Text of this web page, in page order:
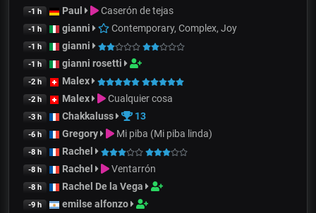
-1 h Paul Caserón de tejas
-1 h gianni Contemporary, Complex, Joy
-1 h gianni
-1 h gianni rosetti
-2 h Malex
-2 h Malex Cualquier cosa
-3 h Chakkaluss 13
-6 h Gregory Mi piba (Mi piba linda)
-8 h Rachel
-8 h Rachel Ventarrón
-8 h Rachel De la Vega
-9 h emilse alfonzo